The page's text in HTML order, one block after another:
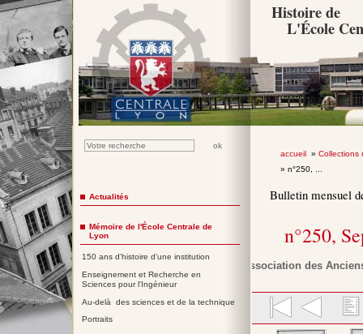
Histoire de
L'École
accueil» Collections
» n°250, ...
Bulletin mensuel
n°250,
Association des
Actualités
Mémoire de l'École Centrale de
Lyon
150 ans d'histoire d'une institution
Enseignement et Recherche en
Sciences pour l'Ingénieur
Au-delà des sciences et de la technique
Portraits